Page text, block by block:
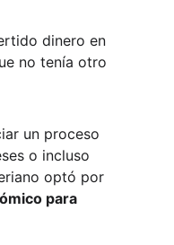
dinero en
no tenía otro
un proceso
o incluso
optó por
para